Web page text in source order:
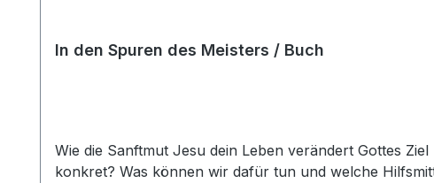
In den Spuren des Meisters / Buch
Wie die Sanftmut Jesu dein Leben verändert Gottes
konkret? Was können wir dafür tun und welche